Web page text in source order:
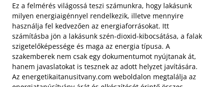
Ez a felmérés világossá teszi számunkra, hogy lakásunk
milyen energiaigénnyel rendelkezik, illetve mennyire
használja fel kedvezően az energiaforrásokat. Itt
számításba jön a lakásunk szén-dioxid-kibocsátása, a falak
szigetelőképessége és maga az energia típusa. A
szakemberek nem csak egy dokumentumot nyújtanak át,
hanem javaslatokat is tesznek az adott helyzet javítására.
Az energetikaitanusitvany.com weboldalon megtalálja az